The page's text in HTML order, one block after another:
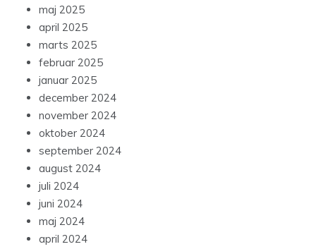
maj 2025
april 2025
marts 2025
februar 2025
januar 2025
december 2024
november 2024
oktober 2024
september 2024
august 2024
juli 2024
juni 2024
maj 2024
april 2024